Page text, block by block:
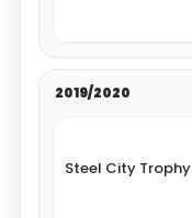
2019/2020
Steel City